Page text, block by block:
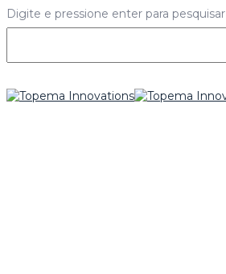
Digite e pressione enter para pesquisar